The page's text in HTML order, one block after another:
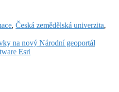
, Česká zemědělská univerzita,
na nový Národní geoportál
Esri